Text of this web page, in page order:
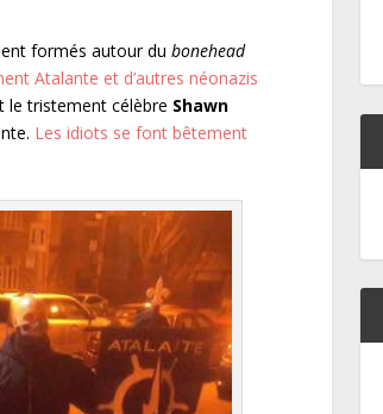
formés autour dubonehead
Atalante et d’autres néonazis
le tristement célèbre Shawn
Les idiots se font bêtement